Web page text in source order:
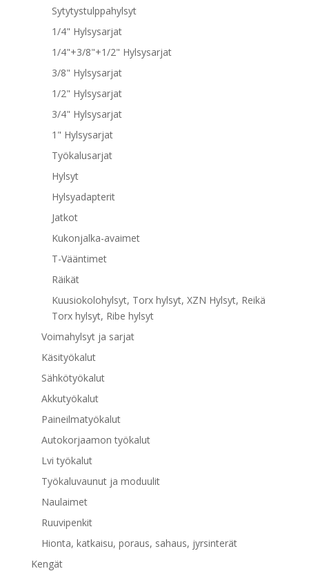
Sytytystulppahylsyt
1/4" Hylsysarjat
1/4"+3/8"+1/2" Hylsysarjat
3/8" Hylsysarjat
1/2" Hylsysarjat
3/4" Hylsysarjat
1" Hylsysarjat
Työkalusarjat
Hylsyt
Hylsyadapterit
Jatkot
Kukonjalka-avaimet
T-Vääntimet
Räikät
Kuusiokolohylsyt, Torx hylsyt, XZN Hylsyt, Reikä
Torx hylsyt, Ribe hylsyt
Voimahylsyt ja sarjat
Käsityökalut
Sähkötyökalut
Akkutyökalut
Paineilmatyökalut
Autokorjaamon työkalut
Lvi työkalut
Työkaluvaunut ja moduulit
Naulaimet
Ruuvipenkit
Hionta, katkaisu, poraus, sahaus, jyrsinterät
Kengät